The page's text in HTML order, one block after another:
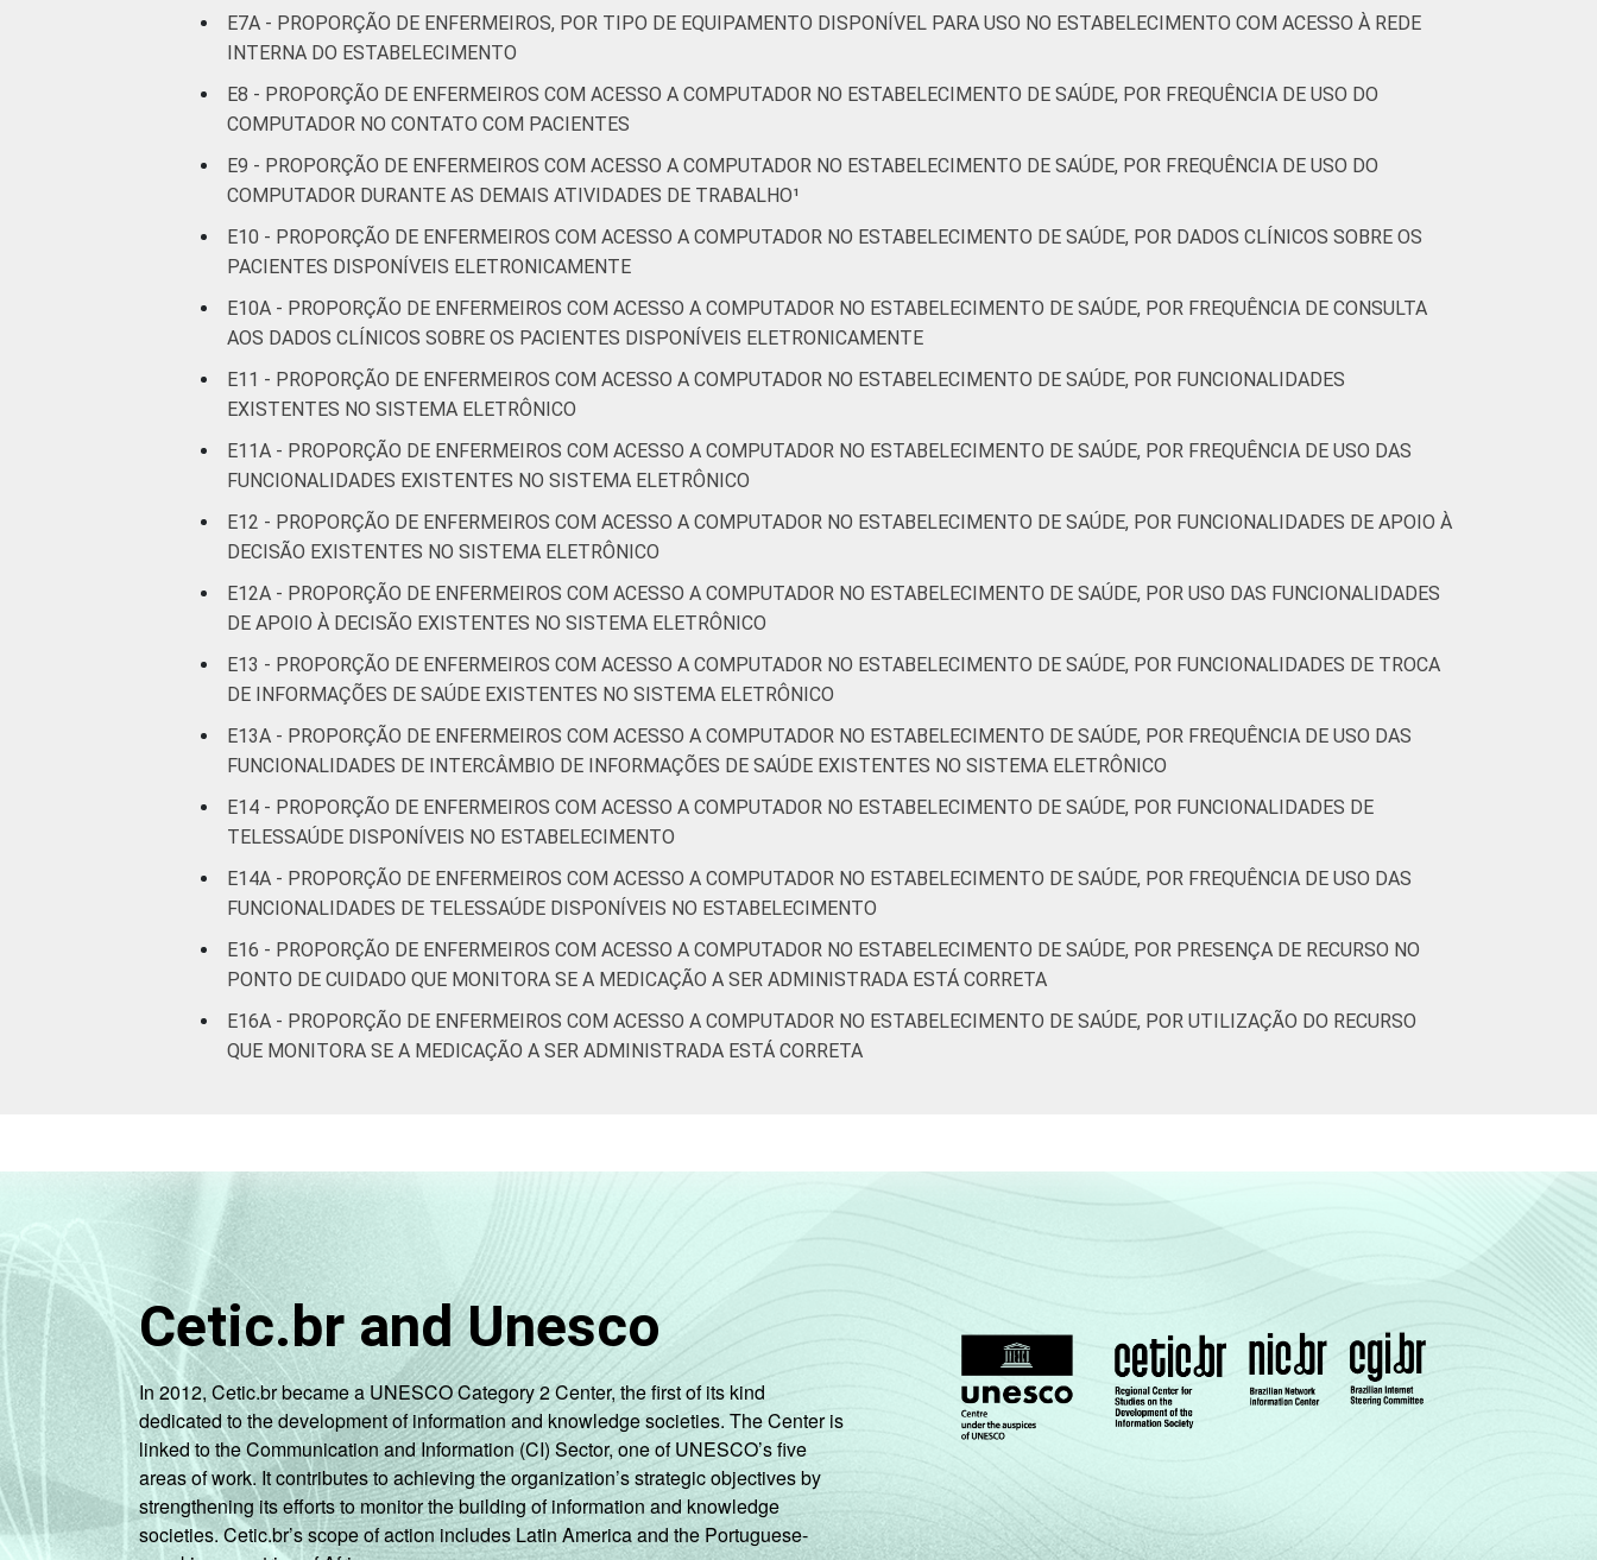
E7A - PROPORÇÃO DE ENFERMEIROS, POR TIPO DE EQUIPAMENTO DISPONÍVEL PARA USO NO ESTABELECIMENTO COM ACESSO À REDE
INTERNA DO ESTABELECIMENTO
E8 - PROPORÇÃO DE ENFERMEIROS COM ACESSO A COMPUTADOR NO ESTABELECIMENTO DE SAÚDE, POR FREQUÊNCIA DE USO DO
COMPUTADOR NO CONTATO COM PACIENTES
E9 - PROPORÇÃO DE ENFERMEIROS COM ACESSO A COMPUTADOR NO ESTABELECIMENTO DE SAÚDE, POR FREQUÊNCIA DE USO DO
COMPUTADOR DURANTE AS DEMAIS ATIVIDADES DE TRABALHO¹
E10 - PROPORÇÃO DE ENFERMEIROS COM ACESSO A COMPUTADOR NO ESTABELECIMENTO DE SAÚDE, POR DADOS CLÍNICOS SOBRE OS
PACIENTES DISPONÍVEIS ELETRONICAMENTE
E10A - PROPORÇÃO DE ENFERMEIROS COM ACESSO A COMPUTADOR NO ESTABELECIMENTO DE SAÚDE, POR FREQUÊNCIA DE CONSULTA
AOS DADOS CLÍNICOS SOBRE OS PACIENTES DISPONÍVEIS ELETRONICAMENTE
E11 - PROPORÇÃO DE ENFERMEIROS COM ACESSO A COMPUTADOR NO ESTABELECIMENTO DE SAÚDE, POR FUNCIONALIDADES
EXISTENTES NO SISTEMA ELETRÔNICO
E11A - PROPORÇÃO DE ENFERMEIROS COM ACESSO A COMPUTADOR NO ESTABELECIMENTO DE SAÚDE, POR FREQUÊNCIA DE USO DAS
FUNCIONALIDADES EXISTENTES NO SISTEMA ELETRÔNICO
E12 - PROPORÇÃO DE ENFERMEIROS COM ACESSO A COMPUTADOR NO ESTABELECIMENTO DE SAÚDE, POR FUNCIONALIDADES DE APOIO À
DECISÃO EXISTENTES NO SISTEMA ELETRÔNICO
E12A - PROPORÇÃO DE ENFERMEIROS COM ACESSO A COMPUTADOR NO ESTABELECIMENTO DE SAÚDE, POR USO DAS FUNCIONALIDADES
DE APOIO À DECISÃO EXISTENTES NO SISTEMA ELETRÔNICO
E13 - PROPORÇÃO DE ENFERMEIROS COM ACESSO A COMPUTADOR NO ESTABELECIMENTO DE SAÚDE, POR FUNCIONALIDADES DE TROCA
DE INFORMAÇÕES DE SAÚDE EXISTENTES NO SISTEMA ELETRÔNICO
E13A - PROPORÇÃO DE ENFERMEIROS COM ACESSO A COMPUTADOR NO ESTABELECIMENTO DE SAÚDE, POR FREQUÊNCIA DE USO DAS
FUNCIONALIDADES DE INTERCÂMBIO DE INFORMAÇÕES DE SAÚDE EXISTENTES NO SISTEMA ELETRÔNICO
E14 - PROPORÇÃO DE ENFERMEIROS COM ACESSO A COMPUTADOR NO ESTABELECIMENTO DE SAÚDE, POR FUNCIONALIDADES DE
TELESSAÚDE DISPONÍVEIS NO ESTABELECIMENTO
E14A - PROPORÇÃO DE ENFERMEIROS COM ACESSO A COMPUTADOR NO ESTABELECIMENTO DE SAÚDE, POR FREQUÊNCIA DE USO DAS
FUNCIONALIDADES DE TELESSAÚDE DISPONÍVEIS NO ESTABELECIMENTO
E16 - PROPORÇÃO DE ENFERMEIROS COM ACESSO A COMPUTADOR NO ESTABELECIMENTO DE SAÚDE, POR PRESENÇA DE RECURSO NO
PONTO DE CUIDADO QUE MONITORA SE A MEDICAÇÃO A SER ADMINISTRADA ESTÁ CORRETA
E16A - PROPORÇÃO DE ENFERMEIROS COM ACESSO A COMPUTADOR NO ESTABELECIMENTO DE SAÚDE, POR UTILIZAÇÃO DO RECURSO
QUE MONITORA SE A MEDICAÇÃO A SER ADMINISTRADA ESTÁ CORRETA
Cetic.br and Unesco
In 2012, Cetic.br became a UNESCO Category 2 Center, the first of its kind
dedicated to the development of information and knowledge societies. The Center is
linked to the Communication and Information (CI) Sector, one of UNESCO’s five
areas of work. It contributes to achieving the organization’s strategic objectives by
strengthening its efforts to monitor the building of information and knowledge
societies. Cetic.br’s scope of action includes Latin America and the Portuguese-